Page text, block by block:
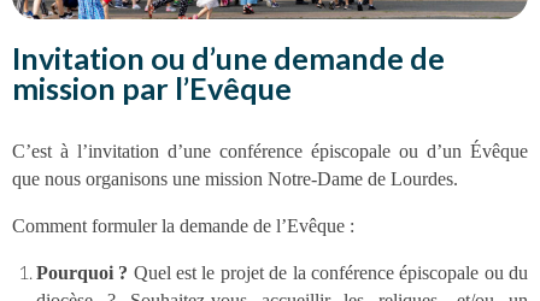
Invitation ou d’une demande de
mission par l’Evêque
C’est à l’invitation d’une conférence épiscopale ou d’un Évêque
que nous organisons une mission Notre-Dame de Lourdes.
Comment formuler la demande de l’Evêque :
Pourquoi ? Quel est le projet de la conférence épiscopale ou du